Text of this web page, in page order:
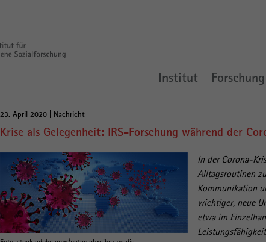
Institut Forschung
Hauptinhalt
23. April 2020 | Nachricht
Krise als Gelegenheit: IRS-Forschung während der
In der Corona-
Alltagsroutinen
Kommunikation
wichtiger, neue
etwa im